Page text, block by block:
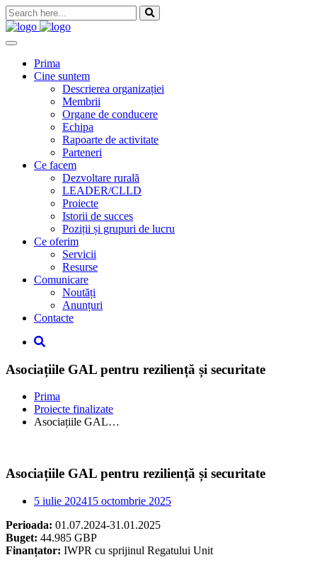
Skip
to
content
Prima
Cine suntem
Descrierea organizației
Membrii
Organe de conducere
Echipa
Rapoarte de activitate
Parteneri
Ce facem
Dezvoltare rurală
LEADER/CLLD
Proiecte
Istorii de succes
Poziții și grupuri de lucru
Ce oferim
Servicii
Resurse
Comunicare
Noutăți
Anunțuri
Contacte
Asociațiile GAL pentru reziliență și securitate
Prima
Proiecte finalizate
Asociațiile GAL…
Asociațiile GAL pentru reziliență și securitate
5 iulie 202415 octombrie 2025
Perioada: 01.07.2024-31.01.2025
Buget: 44.985 GBP
Finanțator: IWPR cu sprijinul Regatului Unit